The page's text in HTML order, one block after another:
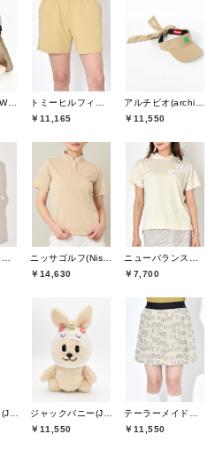
ニューエラ(NEW ERA)
トミーヒルフィガーゴルフ(TOMMY HILFIGER GOLF)
￥11,165
アルチビオ(archivio)
￥11,550
ニューバランスゴルフ(New Balance Golf)
ニッサゴルフ(Nissa Golf)
￥14,630
ニューバランスゴルフ(New Balance Golf)
￥7,700
ジャックバニー(Jack Bunny)
ジャックバニー(Jack Bunny)
￥11,550
テーラーメイドゴルフ(TaylorMade Golf)
￥11,550